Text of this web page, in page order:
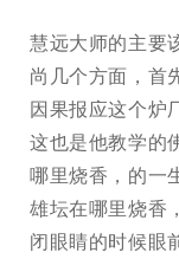
慧远大师的主要
尚几个方面，首
因果报应这个炉
这也是他教学的
哪里烧香，的一
雄坛在哪里烧香
闭眼睛的时候眼